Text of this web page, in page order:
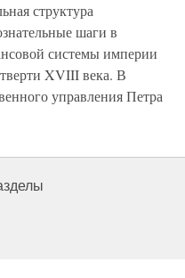
структура
шаги в
системы империи
XVIII века. В
управления Петра